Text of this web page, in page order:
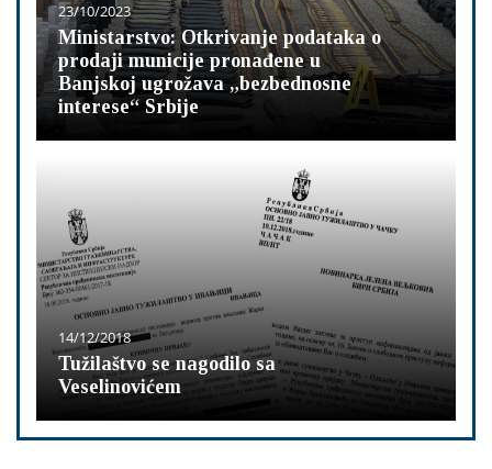
23/10/2023
Ministarstvo: Otkrivanje podataka o
prodaji municije pronađene u
Banjskoj ugrožava „bezbednosne
interese“ Srbije
14/12/2018
Tužilaštvo se nagodilo sa
Veselinovićem